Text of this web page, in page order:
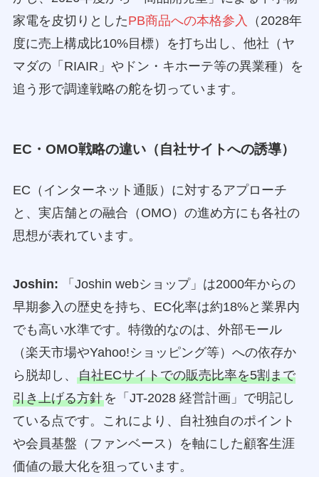
家電を皮切りとしたPB商品への本格参入
（2028年
度に売上構成比10%目標）を打ち出し、他社（ヤ
マダの「RIAIR」やドン・キホーテ等の異業種）を
追う形で調達戦略の舵を切っています。
EC・OMO戦略の違い（自社サイトへの誘導）
EC（インターネット通販）に対するアプローチ
と、実店舗との融合（OMO）の進め方にも各社の
思想が表れています。
Joshin:
「Joshin webショップ」は2000年からの
早期参入の歴史を持ち、EC化率は約18%と業界内
でも高い水準です。特徴的なのは、外部モール
（楽天市場やYahoo!ショッピング等）への依存か
ら脱却し、 自社ECサイトでの販売比率を5割まで
引き上げる方針を「JT-2028 経営計画」で明記し
ている点です。これにより、自社独自のポイント
や会員基盤（ファンベース）を軸にした顧客生涯
価値の最大化を狙っています。